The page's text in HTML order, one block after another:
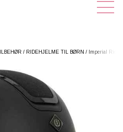
KÆPHESTE
& TILBEHØR
TOY PONY
RIDEHJELME TIL BØRN Imperial